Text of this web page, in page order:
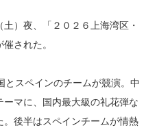
）夜、「２０２６上海湾区・
された。
スペインのチームが競演。中
マに、国内最大級の礼花弾な
後半はスペインチームが情熱